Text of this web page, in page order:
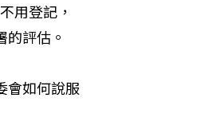
用登記，
評估。
會如何說服